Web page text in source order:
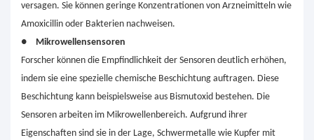
versagen. Sie können geringe Konzentrationen von Arzneimitteln wie
Amoxicillin oder Bakterien nachweisen.
●
Mikrowellensensoren
Forscher können die Empfindlichkeit der Sensoren deutlich erhöhen,
indem sie eine spezielle chemische Beschichtung auftragen. Diese
Beschichtung kann beispielsweise aus Bismutoxid bestehen. Die
Sensoren arbeiten im Mikrowellenbereich. Aufgrund ihrer
Eigenschaften sind sie in der Lage, Schwermetalle wie Kupfer mit